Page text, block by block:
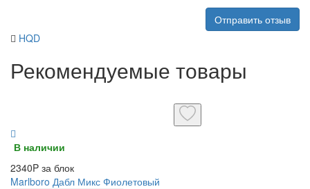
Отправить отзыв
HQD
Рекомендуемые товары
В наличии
2340P за блок
Marlboro Дабл Микс Фиолетовый